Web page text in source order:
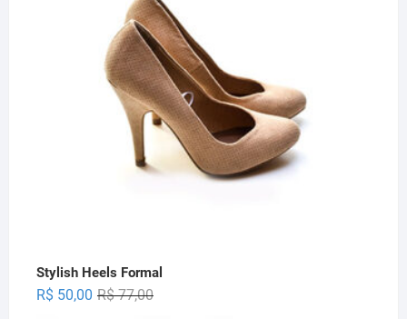
Stylish Heels Formal
R$77,00Original
R$ 50,00
Current